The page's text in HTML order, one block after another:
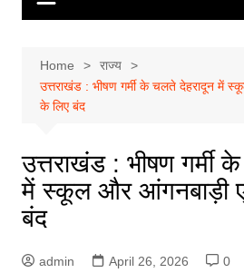
Home
राज्य
उत्तराखंड : भीषण गर्मी के चलते देहरादून में
के लिए बंद
उत्तराखंड : भीषण गर्मी
में स्कूल और आंगनबाड़ी
बंद
admin April 26, 2026 0